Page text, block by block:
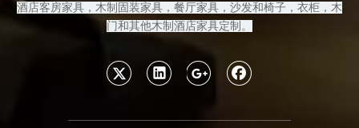
酒店客房家具，木制固装家具 ，餐厅家具，沙发和椅子，衣柜，木
门和其他木制酒店家具定制 。